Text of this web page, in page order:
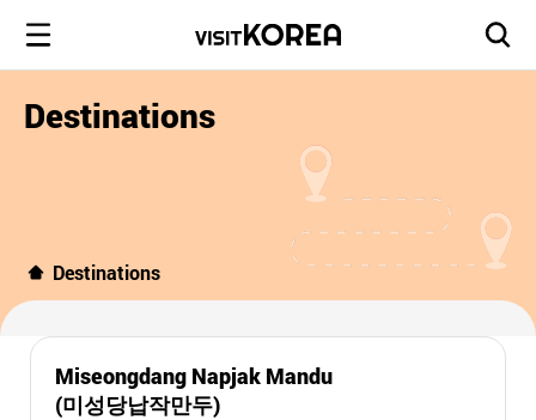
Destinations
Destinations
Miseongdang Napjak Mandu
(미성당납작만두)